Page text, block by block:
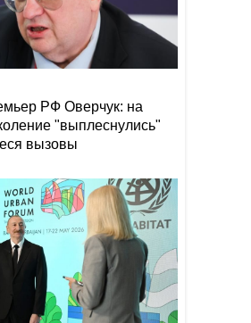
победы Испании на ЧМ-2026
В Астаре изъяли 18 кг
наркотиков- ВИДЕО
Рекордный рост цен на
фрукты и падение торговли
на 66%: что ждет Армению?
Уровень воды в Рейне
обновил исторический
рекорд обмеления
РФ Оверчук: на
"выплеснулись"
вызовы